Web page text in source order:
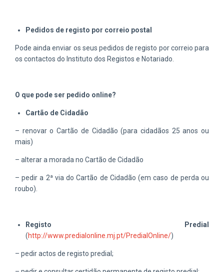
Pedidos de registo por correio postal
Pode ainda enviar os seus pedidos de registo por correio para
os contactos do Instituto dos Registos e Notariado.
O que pode ser pedido online?
Cartão de Cidadão
– renovar o Cartão de Cidadão (para cidadãos 25 anos ou
mais)
– alterar a morada no Cartão de Cidadão
– pedir a 2ª via do Cartão de Cidadão (em caso de perda ou
roubo).
Registo Predial
(http://www.predialonline.mj.pt/PredialOnline/)
– pedir actos de registo predial;